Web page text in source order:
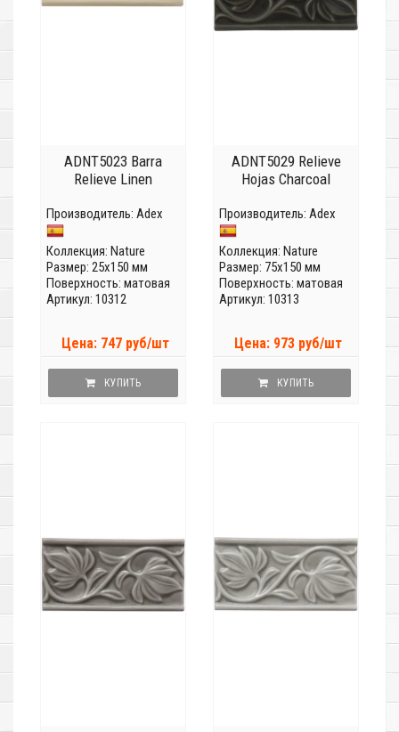
ADNT5023 Barra
Relieve Linen
Производитель: Adex
Коллекция: Nature
Размер: 25x150 мм
Поверхность: матовая
Артикул: 10312
Цена: 747 руб/шт
КУПИТЬ
ADNT5029 Relieve
Hojas Charcoal
Производитель: Adex
Коллекция: Nature
Размер: 75x150 мм
Поверхность: матовая
Артикул: 10313
Цена: 973 руб/шт
КУПИТЬ